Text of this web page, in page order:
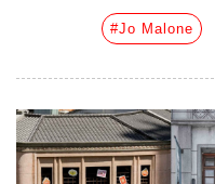
#Jo Malone